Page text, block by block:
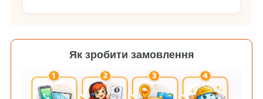
Як зробити замовлення